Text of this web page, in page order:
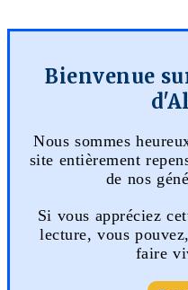
Bienvenue
Nous sommes
site entièrement
de nos
Si vous appréciez
lecture, vous
faire